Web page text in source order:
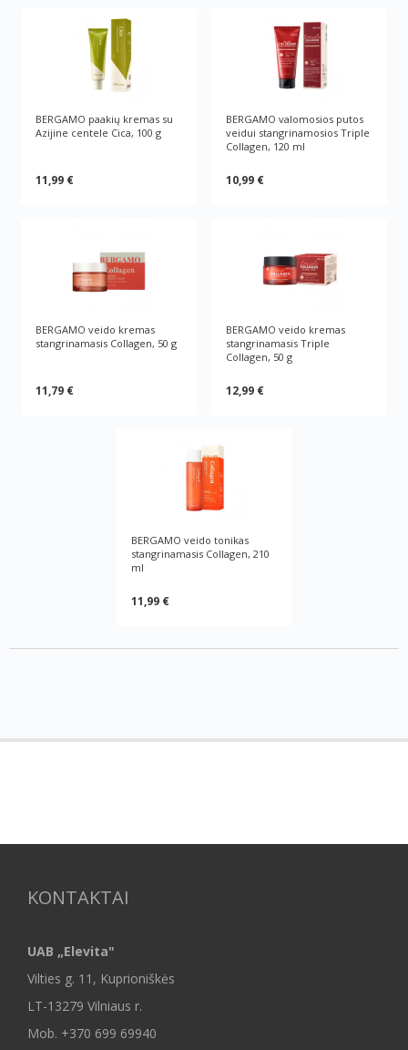
BERGAMO paakių kremas su
Azijine centele Cica, 100 g
11,99 €
BERGAMO valomosios putos
veidui stangrinamosios Triple
Collagen, 120 ml
10,99 €
BERGAMO veido kremas
stangrinamasis Collagen, 50 g
11,79 €
BERGAMO veido kremas
stangrinamasis Triple
Collagen, 50 g
12,99 €
BERGAMO veido tonikas
stangrinamasis Collagen, 210
ml
11,99 €
KONTAKTAI
UAB „Elevita"
Vilties g. 11, Kuprioniškės
LT-13279 Vilniaus r.
Mob. +370 699 69940